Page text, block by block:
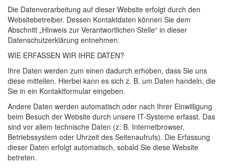
Die Datenverarbeitung auf dieser Website erfolgt durch den
Websitebetreiber. Dessen Kontaktdaten können Sie dem
Abschnitt „Hinweis zur Verantwortlichen Stelle“ in dieser
Datenschutzerklärung entnehmen.
WIE ERFASSEN WIR IHRE DATEN?
Ihre Daten werden zum einen dadurch erhoben, dass Sie uns
diese mitteilen. Hierbei kann es sich z. B. um Daten handeln, die
Sie in ein Kontaktformular eingeben.
Andere Daten werden automatisch oder nach Ihrer Einwilligung
beim Besuch der Website durch unsere IT-Systeme erfasst. Das
sind vor allem technische Daten (z. B. Internetbrowser,
Betriebssystem oder Uhrzeit des Seitenaufrufs). Die Erfassung
dieser Daten erfolgt automatisch, sobald Sie diese Website
betreten.